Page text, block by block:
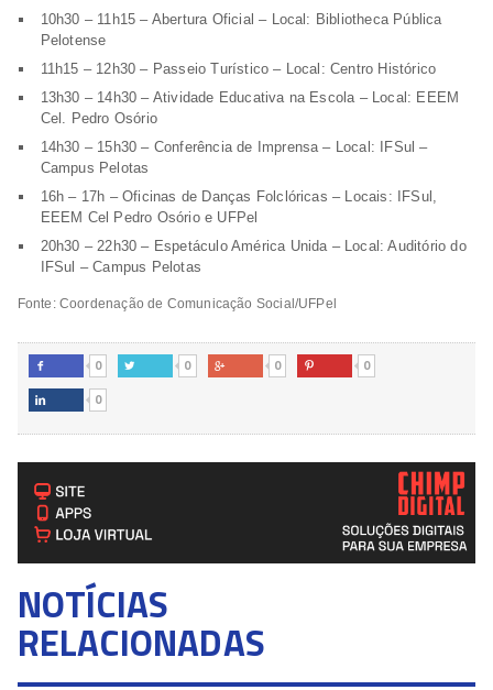
10h30 – 11h15 – Abertura Oficial – Local: Bibliotheca Pública
Pelotense
11h15 – 12h30 – Passeio Turístico – Local: Centro Histórico
13h30 – 14h30 – Atividade Educativa na Escola – Local: EEEM
Cel. Pedro Osório
14h30 – 15h30 – Conferência de Imprensa – Local: IFSul –
Campus Pelotas
16h – 17h – Oficinas de Danças Folclóricas – Locais: IFSul,
EEEM Cel Pedro Osório e UFPel
20h30 – 22h30 – Espetáculo América Unida – Local: Auditório do
IFSul – Campus Pelotas
Fonte: Coordenação de Comunicação Social/UFPel
 0  0  0  0
 0
NOTÍCIAS
RELACIONADAS